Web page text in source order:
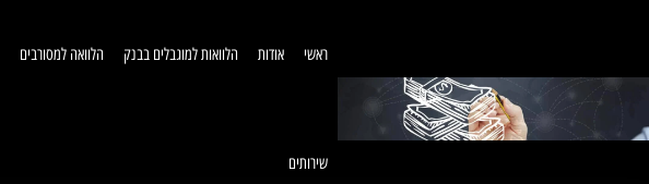
ראשי אודות הלוואות למוגבלים בבנק הלוואה למסורבים
שירותים